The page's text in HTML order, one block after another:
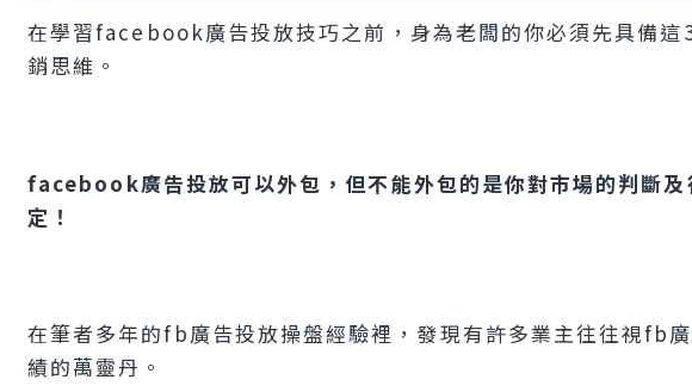
在學習facebook廣告投放技巧之前，身為老闆的你必須先具備這
銷思維。
facebook廣告投放可以外包，但不能外包的是你對市場的判斷及
定！
在筆者多年的fb廣告投放操盤經驗裡，發現有許多業主往往視fb
績的萬靈丹。